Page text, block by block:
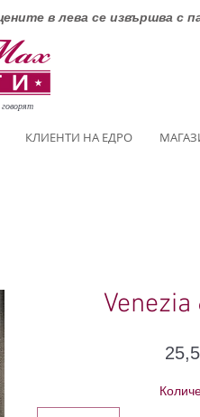
в лева се извършва с
КЛИЕНТИ НА ЕДРО